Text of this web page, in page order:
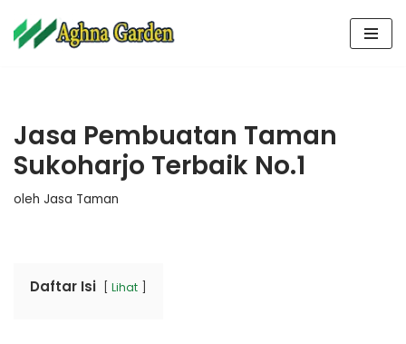
Lompat
Jasa Pembuatan Taman
Sukoharjo Terbaik No.1
oleh Jasa Taman
Daftar Isi Lihat